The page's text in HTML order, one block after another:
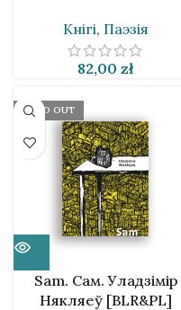
Кнігі, Паэзія
82,00 zł
SOLD OUT
Sam. Сам. Уладзімір
Някляеў [BLR&PL]